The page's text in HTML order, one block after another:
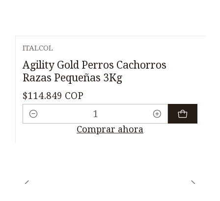
ITALCOL
Agility Gold Perros Cachorros
Razas Pequeñas 3Kg
$114.849 COP
Cantidad
Comprar ahora